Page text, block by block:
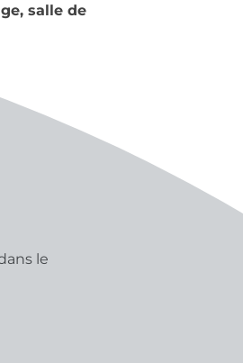
salle de
le